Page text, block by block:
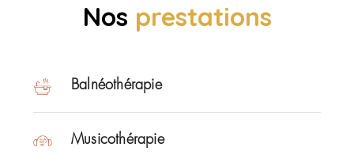
Nos prestations
Balnéothérapie
Musicothérapie